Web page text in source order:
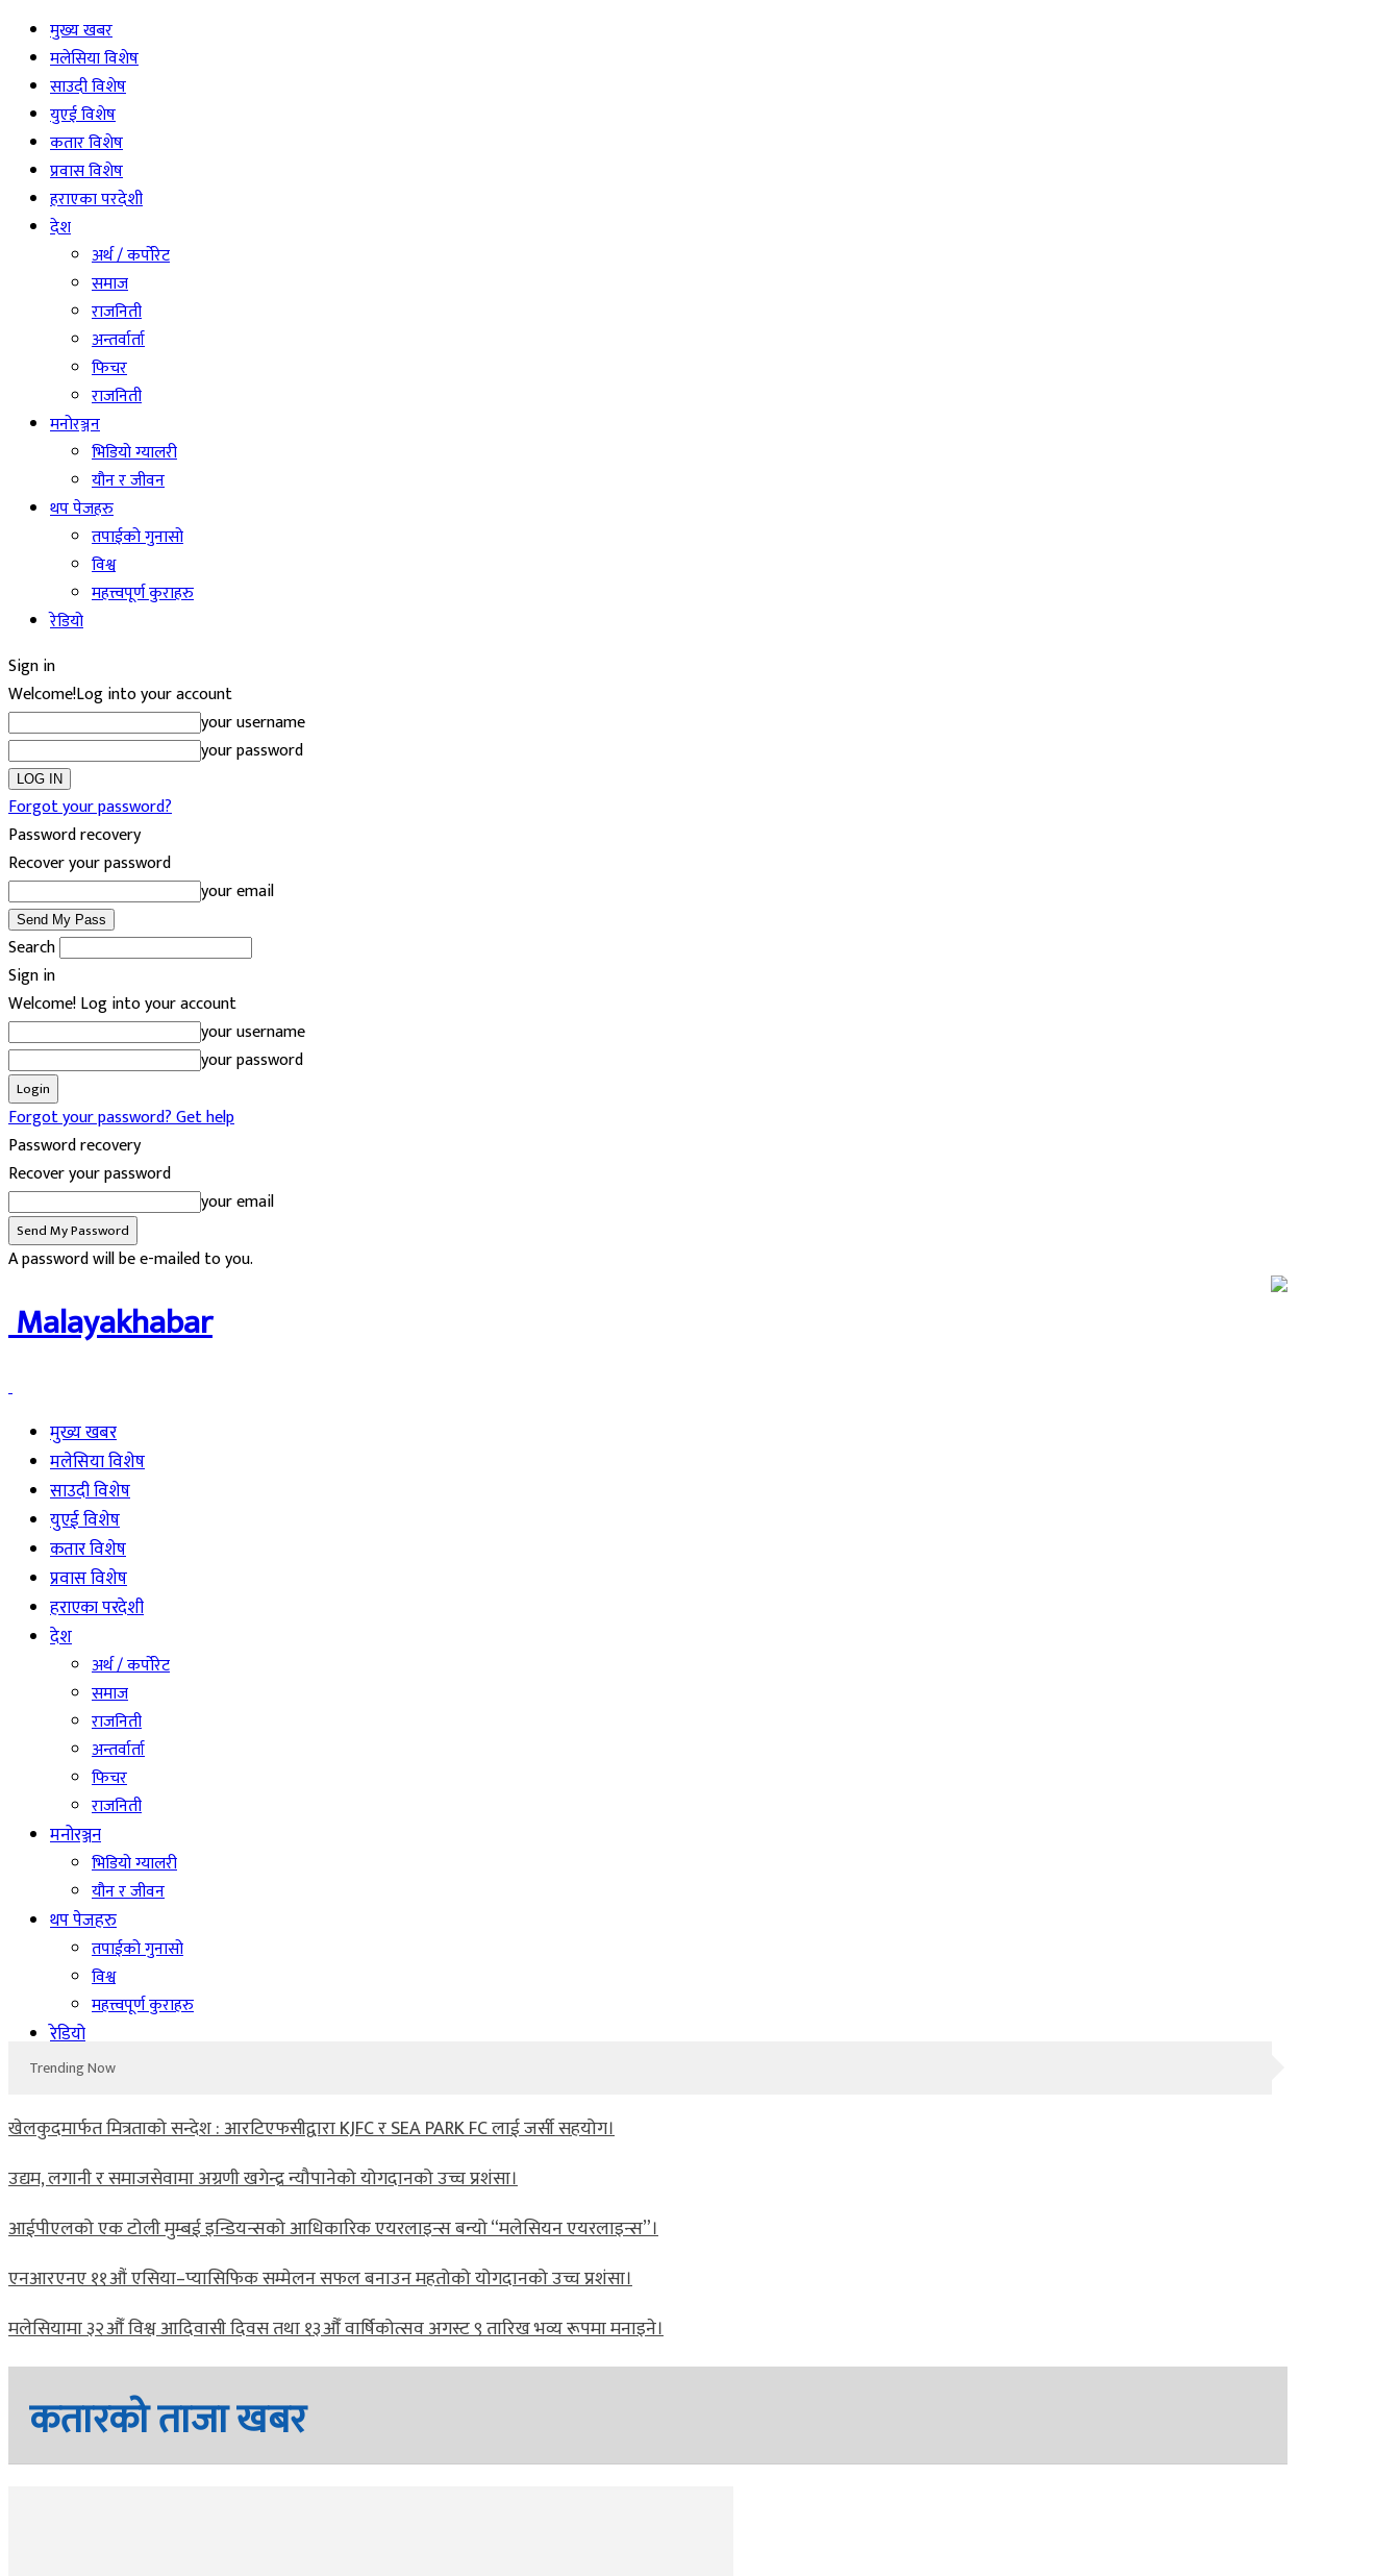
मुख्य खबर
मलेसिया विशेष
साउदी विशेष
युएई विशेष
कतार विशेष
प्रवास विशेष
हराएका परदेशी
देश
अर्थ / कर्पोरेट
समाज
राजनिती
अन्तर्वार्ता
फिचर
राजनिती
मनोरञ्जन
भिडियो ग्यालरी
यौन र जीवन
थप पेजहरु
तपाईको गुनासो
विश्व
महत्त्वपूर्ण कुराहरु
रेडियो
Sign in
Welcome!Log into your account
your username
your password
Forgot your password?
Password recovery
Recover your password
your email
Search
Sign in
Welcome! Log into your account
your username
your password
Forgot your password? Get help
Password recovery
Recover your password
your email
A password will be e-mailed to you.
Malayakhabar
मुख्य खबर
मलेसिया विशेष
साउदी विशेष
युएई विशेष
कतार विशेष
प्रवास विशेष
हराएका परदेशी
देश
अर्थ / कर्पोरेट
समाज
राजनिती
अन्तर्वार्ता
फिचर
राजनिती
मनोरञ्जन
भिडियो ग्यालरी
यौन र जीवन
थप पेजहरु
तपाईको गुनासो
विश्व
महत्त्वपूर्ण कुराहरु
रेडियो
Trending Now
खेलकुदमार्फत मित्रताको सन्देश : आरटिएफसीद्वारा KJFC र SEA PARK FC लाई जर्सी सहयोग।
उद्यम, लगानी र समाजसेवामा अग्रणी खगेन्द्र न्यौपानेको योगदानको उच्च प्रशंसा।
आईपीएलको एक टोली मुम्बई इन्डियन्सको आधिकारिक एयरलाइन्स बन्यो “मलेसियन एयरलाइन्स”।
एनआरएनए ११औं एसिया–प्यासिफिक सम्मेलन सफल बनाउन महतोको योगदानको उच्च प्रशंसा।
मलेसियामा ३२औँ विश्व आदिवासी दिवस तथा १३औँ वार्षिकोत्सव अगस्ट ९ तारिख भव्य रूपमा मनाइने।
कतारको ताजा खबर